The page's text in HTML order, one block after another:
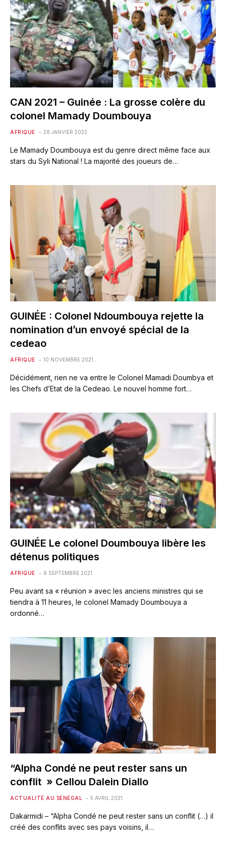
CAN 2021 – Guinée : La grosse colère du
colonel Mamady Doumbouya
AFRIQUE 28 JANVIER 2022
Le Mamady Doumbouya est du genre direct même face aux
stars du Syli National ! La majorité des joueurs de…
GUINÉE : Colonel Ndoumbouya rejette la
nomination d’un envoyé spécial de la
cedeao
AFRIQUE 10 NOVEMBRE 2021
Décidément, rien ne va entre le Colonel Mamadi Doumbya et
les Chefs d’Etat de la Cedeao. Le nouvel homme fort…
GUINÉE Le colonel Doumbouya libère les
détenus politiques
AFRIQUE 6 SEPTEMBRE 2021
Peu avant sa « réunion » avec les anciens ministres qui se
tiendra à 11 heures, le colonel Mamady Doumbouya a
ordonné…
“Alpha Condé ne peut rester sans un
conflit » Cellou Dalein Diallo
ACTUALITÉ AU SÉNÉGAL 5 AVRIL 2021
Dakarmidi – “Alpha Condé ne peut rester sans un conflit (…) il
créé des conflits avec ses pays voisins, il…